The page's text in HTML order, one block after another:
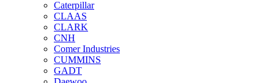
Caterpillar
CLAAS
CLARK
CNH
Comer Industries
CUMMINS
GADT